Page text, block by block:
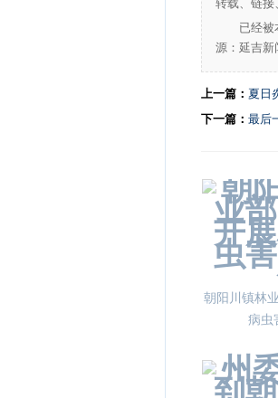
转载、链接
已经被
源：延吉新
上一篇： 夏日
下一篇： 最后
朝阳川镇林
病虫